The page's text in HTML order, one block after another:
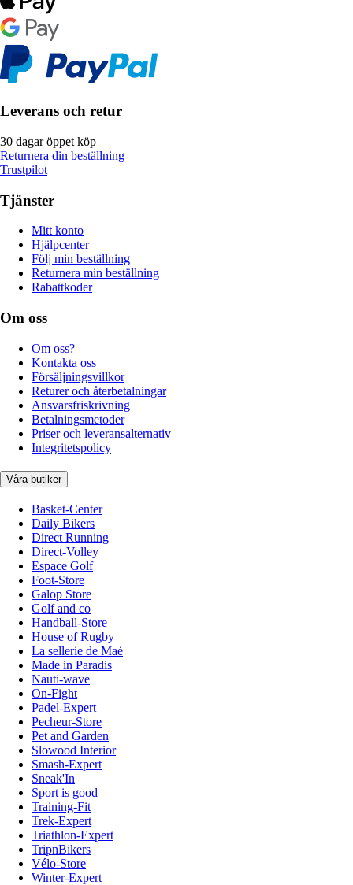
Leverans och retur
30 dagar öppet köp
Returnera din beställning
Trustpilot
Tjänster
Mitt konto
Hjälpcenter
Följ min beställning
Returnera min beställning
Rabattkoder
Om oss
Om oss?
Kontakta oss
Försäljningsvillkor
Returer och återbetalningar
Ansvarsfriskrivning
Betalningsmetoder
Priser och leveransalternativ
Integritetspolicy
Våra butiker
Basket-Center
Daily Bikers
Direct Running
Direct-Volley
Espace Golf
Foot-Store
Galop Store
Golf and co
Handball-Store
House of Rugby
La sellerie de Maé
Made in Paradis
Nauti-wave
On-Fight
Padel-Expert
Pecheur-Store
Pet and Garden
Slowood Interior
Smash-Expert
Sneak'In
Sport is good
Training-Fit
Trek-Expert
Triathlon-Expert
TripnBikers
Vélo-Store
Winter-Expert